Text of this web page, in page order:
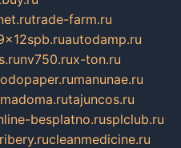
trade-farm.ru
autodamp.ru
nv750.rux-ton.ru
manunae.ru
madoma.rutajuncos.ru
besplatno.rusplclub.ru
ribery.rucleanmedicine.ru